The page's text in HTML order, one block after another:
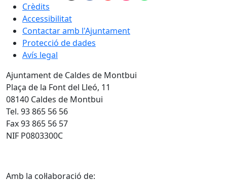
Crèdits
Accessibilitat
Contactar amb l'Ajuntament
Protecció de dades
Avís legal
Ajuntament de Caldes de Montbui
Plaça de la Font del Lleó, 11
08140 Caldes de Montbui
Tel. 93 865 56 56
Fax 93 865 56 57
NIF P0803300C
Amb la col·laboració de: